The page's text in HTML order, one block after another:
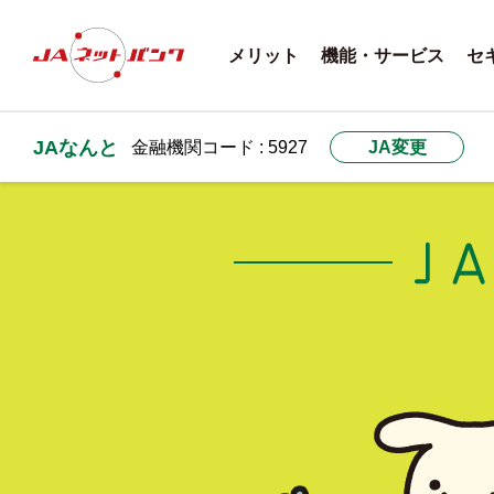
メリット 機能・サービス セ
JAなんと 金融機関コード : 5927 JA変更